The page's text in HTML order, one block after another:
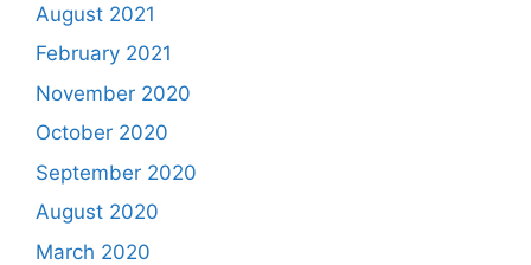
August 2021
February 2021
November 2020
October 2020
September 2020
August 2020
March 2020